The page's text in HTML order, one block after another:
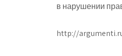
в нарушении
http://